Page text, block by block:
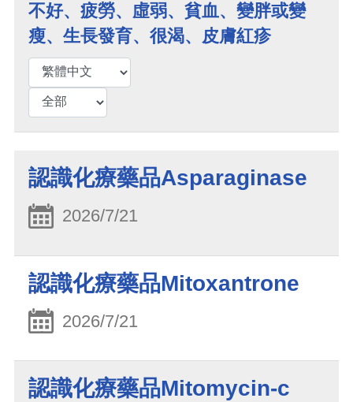
不好、疲勞、虛弱、貧血、變胖或變
瘦、生長發育、很渴、皮膚紅疹
認識化療藥品Asparaginase
2026/7/21
認識化療藥品Mitoxantrone
2026/7/21
認識化療藥品Mitomycin-c